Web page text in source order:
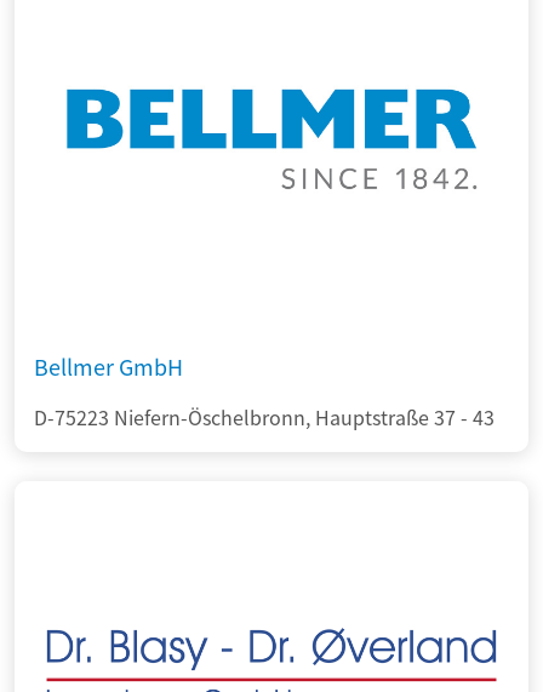
Bellmer GmbH
D-75223 Niefern-Öschelbronn, Hauptstraße 37 - 43